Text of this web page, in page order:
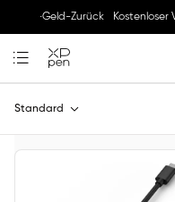
Tage-Geld-Zurück Kostenloser
Standard